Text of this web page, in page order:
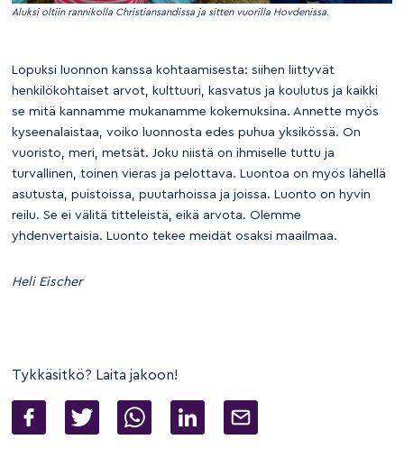
Aluksi oltiin rannikolla Christiansandissa ja sitten vuorilla Hovdenissa.
Lopuksi luonnon kanssa kohtaamisesta: siihen liittyvät
henkilökohtaiset arvot, kulttuuri, kasvatus ja koulutus ja kaikki
se mitä kannamme mukanamme kokemuksina. Annette myös
kyseenalaistaa, voiko luonnosta edes puhua yksikössä. On
vuoristo, meri, metsät. Joku niistä on ihmiselle tuttu ja
turvallinen, toinen vieras ja pelottava. Luontoa on myös lähellä
asutusta, puistoissa, puutarhoissa ja joissa. Luonto on hyvin
reilu. Se ei välitä titteleistä, eikä arvota. Olemme
yhdenvertaisia. Luonto tekee meidät osaksi maailmaa.
Heli Eischer
Tykkäsitkö? Laita jakoon!